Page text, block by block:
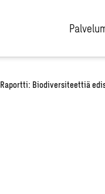
Raportti: Biodiversiteettiä